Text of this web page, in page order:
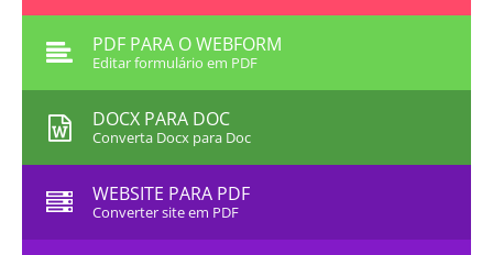
PDF PARA O WEBFORM
Editar formulário em PDF
DOCX PARA DOC
Converta Docx para Doc
WEBSITE PARA PDF
Converter site em PDF